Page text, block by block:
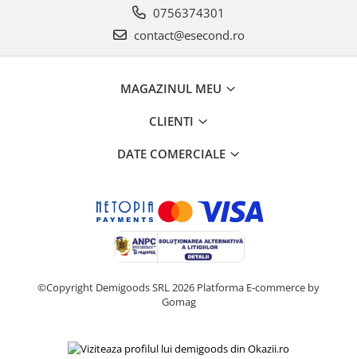
0756374301
contact@esecond.ro
MAGAZINUL MEU
CLIENTI
DATE COMERCIALE
©Copyright Demigoods SRL 2026 Platforma E-commerce by
Gomag